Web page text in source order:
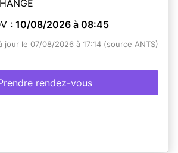
: 10/08/2026 à 08:45
jour le 07/08/2026 à 17:14 (source ANTS)
rendez-vous